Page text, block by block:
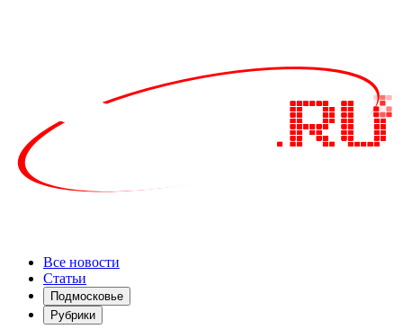
Все новости
Статьи
Подмосковье
Рубрики